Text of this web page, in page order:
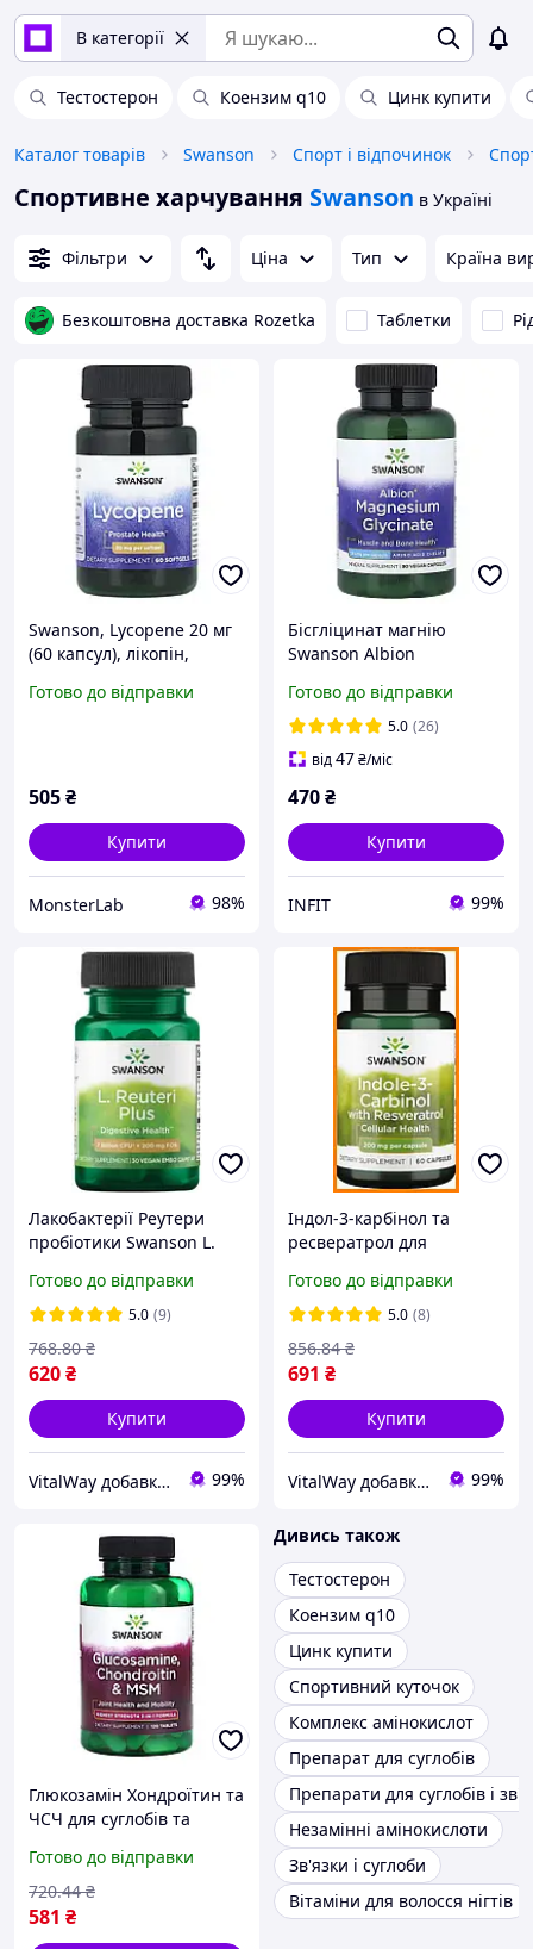
В категорії
Тестостерон Коензим q10 Цинк купити
Каталог товарів Swanson Спорт і відпочинок
Спортивне харчування Swanson в Україні
Фільтри Ціна Тип Країна
Безкоштовна доставка Rozetka Таблетки
Swanson, Lycopene 20 мг
(60 капсул), лікопін,
Готово до відправки
505₴
Купити
MonsterLab 98%
Бісгліцинат магнію
Swanson Albion
мг 90 капс.
Готово до відправки
5.0 (26)
від47₴/міс
470₴
Купити
INFIT 99%
Лакобактерії Реутери
пробіотики Swanson L.
30 капс
Готово до відправки
5.0 (9)
620₴
768.80 ₴
Купити
VitalWay добавки для здоров'я 99%
Індол-3-карбінол та
ресвератрол для
Swanson Indole-3-Carbinol
with Resveratrol 200mg 60
капс
Готово до відправки
5.0 (8)
691 ₴
856.84 ₴
Купити
VitalWay добавки для здоров'я 99%
Глюкозамін Хондроїтин та
ЧСЧ для суглобів та
Swanson Glucosamine
Chondroitin Msm 120 tabs
Готово до відправки
581 ₴
720.44 ₴
Дивись також
Тестостерон
Коензим q10
Цинк купити
Спортивний куточок
Комплекс амінокислот
Препарат для суглобів
Препарати для суглобів і
Незамінні амінокислоти
Зв'язки і суглоби
Вітаміни для волосся нігтів